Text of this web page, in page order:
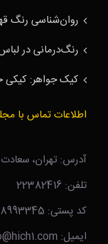
روان‌شناسی رنگ
رنگ‌درمانی در
کیک جواهر: کیکی خاص برای
اطلاعات تماس با
آدرس: تهران، سعادت
تلفن: 22382416
کد پستی: 1998993345
ایمیل: info@hich1.com